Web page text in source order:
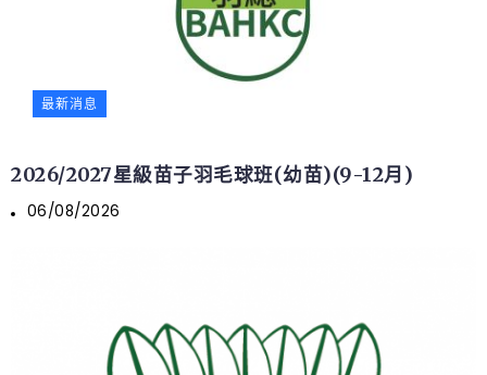
最新消息
2026/2027星級苗子羽毛球班(幼苗)(9-12月)
06/08/2026